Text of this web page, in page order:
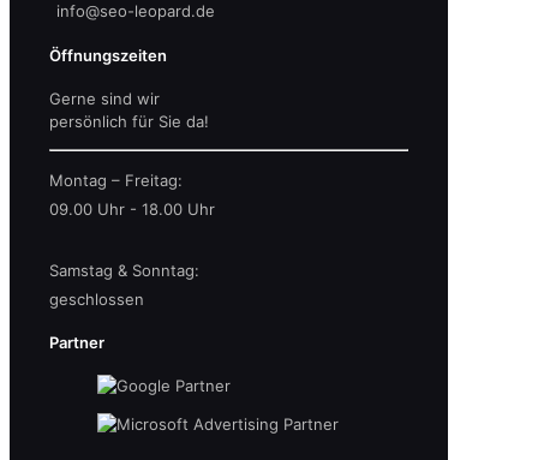
info@seo-leopard.de
Öffnungszeiten
Gerne sind wir
persönlich für Sie da!
Montag – Freitag:
09.00 Uhr - 18.00 Uhr
Samstag & Sonntag:
geschlossen
Partner